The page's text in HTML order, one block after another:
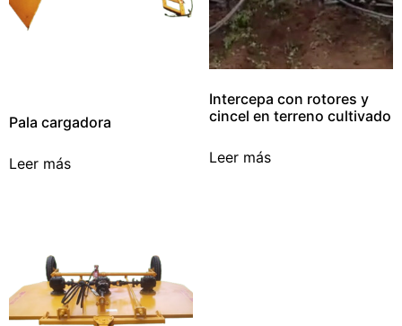
Pala cargadora
Leer más
Intercepa con rotores y
cincel en terreno cultivado
Leer más